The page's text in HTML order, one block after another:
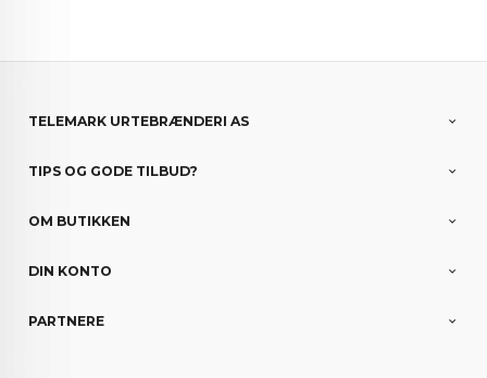
TELEMARK URTEBRÆNDERI AS
TIPS OG GODE TILBUD?
OM BUTIKKEN
DIN KONTO
PARTNERE